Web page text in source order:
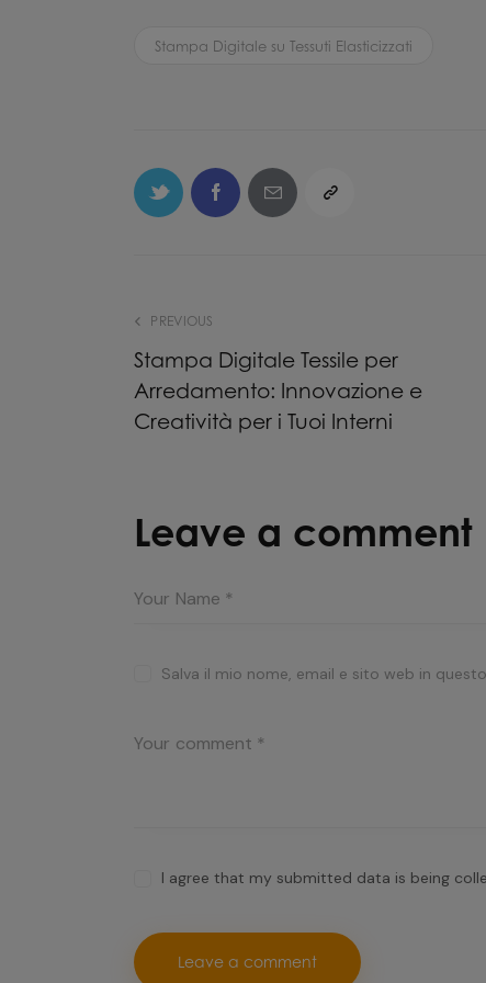
Stampa Digitale su Tessuti Elasticizzati
PREVIOUS
Stampa Digitale Tessile per
Arredamento: Innovazione e
Creatività per i Tuoi Interni
Leave a comment
Salva il mio nome, email e sito web in
I agree that my submitted data is being